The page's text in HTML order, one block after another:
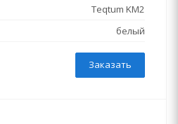
Teqtum KM2
белый
Заказать